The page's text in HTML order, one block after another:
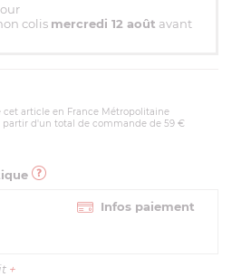
colis mercredi 12 août avant
article en France Métropolitaine
partir d'un total de commande de 59 €
Infos paiement
+